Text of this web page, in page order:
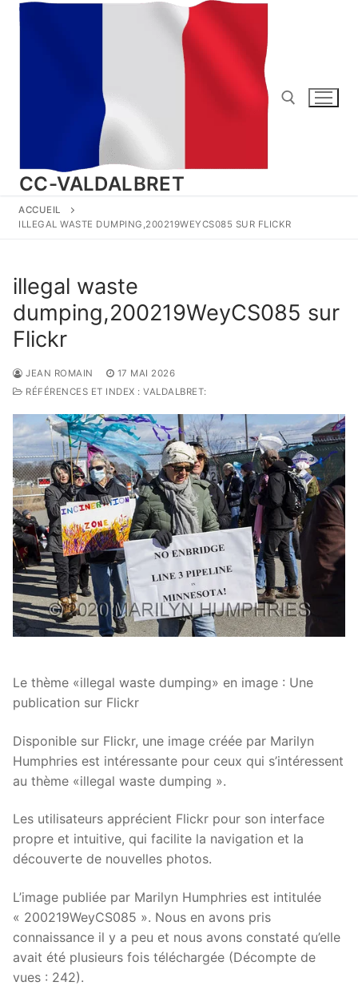
Aller
CC-VALDALBRET
ACCUEIL
ILLEGAL WASTE DUMPING,200219WEYCS085 SUR FLICKR
illegal waste
dumping,200219WeyCS085 sur
Flickr
JEAN ROMAIN
17 MAI 2026
RÉFÉRENCES ET INDEX : VALDALBRET:
Le thème «illegal waste dumping» en image : Une
publication sur Flickr
Disponible sur Flickr, une image créée par Marilyn
Humphries est intéressante pour ceux qui s’intéressent
au thème «illegal waste dumping ».
Les utilisateurs apprécient Flickr pour son interface
propre et intuitive, qui facilite la navigation et la
découverte de nouvelles photos.
L’image publiée par Marilyn Humphries est intitulée
« 200219WeyCS085 ». Nous en avons pris
connaissance il y a peu et nous avons constaté qu’elle
avait été plusieurs fois téléchargée (Décompte de
vues : 242).